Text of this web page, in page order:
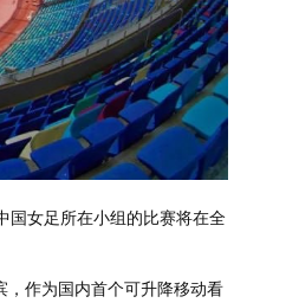
国女足所在小组的比赛将在全
作为国内首个可升降移动看